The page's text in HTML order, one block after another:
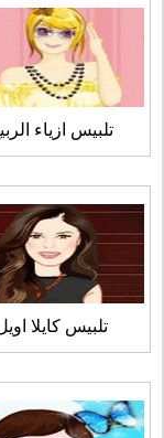
تلبيس ازياء
تلبيس كايلا